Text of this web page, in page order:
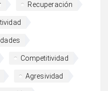
Recuperación
Competitividad
Agresividad